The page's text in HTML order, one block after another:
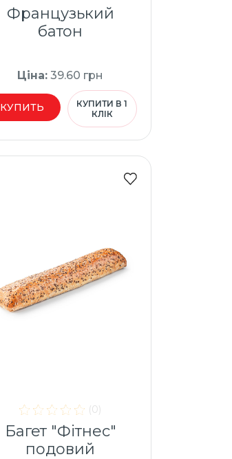
Французький
батон
Ціна: 39.60 грн
КУПИТЬ
КУПИТИ В 1
КЛІК
(0)
Багет "Фітнес"
подовий